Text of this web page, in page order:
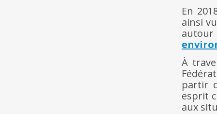
En
ainsi
autour
À
partir
esprit
aux